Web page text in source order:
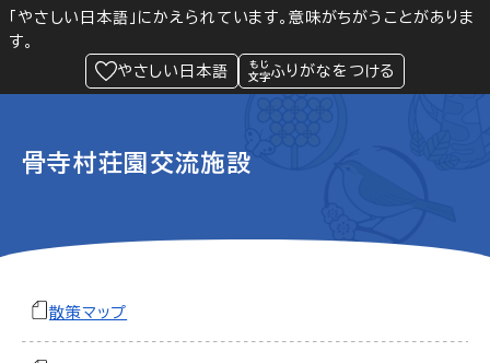
「やさしい日本語」にかえられています。意味がちがうことがありま
す。
やさしい日本語
ふりがなをつける
Language 閲覧支援
緊急情報
骨寺村荘園交流施設
散策マップ